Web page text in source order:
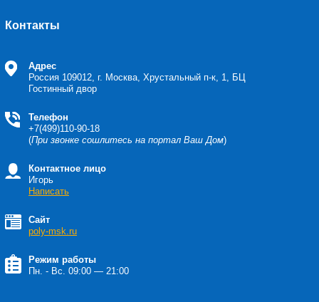
Контакты
Адрес
Россия 109012, г. Москва, Хрустальный п-к, 1, БЦ
Гостинный двор
Телефон
+7(499)110-90-18
(При звонке сошлитесь на портал Ваш Дом)
Контактное лицо
Игорь
Написать
Сайт
poly-msk.ru
Режим работы
Пн. - Вс. 09:00 — 21:00